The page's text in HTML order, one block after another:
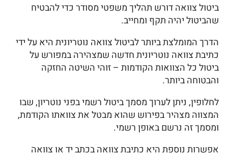
ביטול צוואה דורש תהליך משפטי מסודר כדי להבטיח
שהביטול יהיה תקף ומחייב.
הדרך המומלצת ביותר לביטול צוואה נוטריונית היא על ידי
כתיבת צוואה נוטריונית חדשה שמצהירה במפורש על
ביטול כל הצוואות הקודמות – זוהי השיטה החזקה
והבטוחה ביותר.
לחלופין, ניתן לערוך מסמך ביטול רשמי בפני נוטריון, שבו
המצווה מצהיר בפירוש שהוא מבטל את צוואתו הקודמת,
ומסמך זה נרשם באופן רשמי.
אפשרות נוספת היא כתיבת צוואה בכתב יד או צוואה